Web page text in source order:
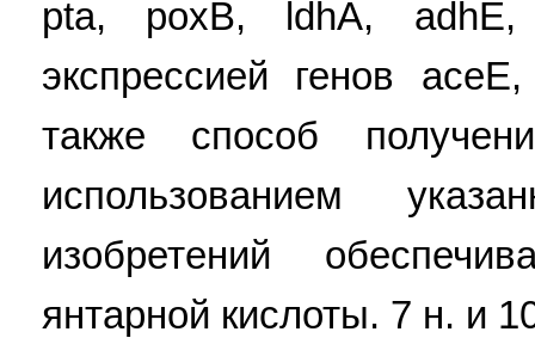
pta, рохВ, ldhA,
экспрессией генов
также способ
использованием
изобретений
янтарной кислоты. 7 н. и